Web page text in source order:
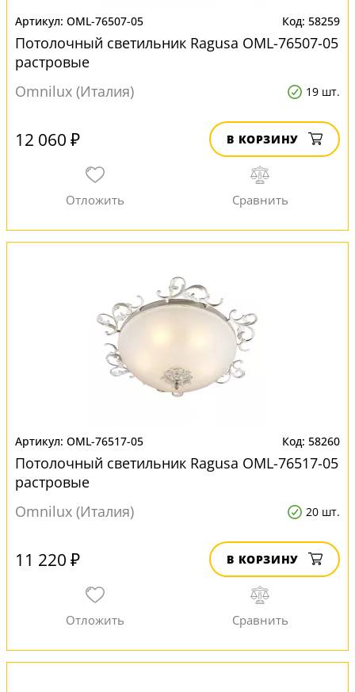
OML-76507-05 58259
Потолочный светильник Ragusa OML-76507-05
растровые
Omnilux (Италия)
19 шт.
12 060 ₽ В КОРЗИНУ
OML-76517-05 58260
Потолочный светильник Ragusa OML-76517-05
растровые
Omnilux (Италия)
20 шт.
11 220 ₽ В КОРЗИНУ